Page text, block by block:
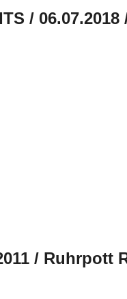
/ 06.07.2018
/ Ruhrpott